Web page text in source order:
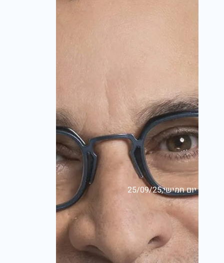
יום חמישי,25/09/25